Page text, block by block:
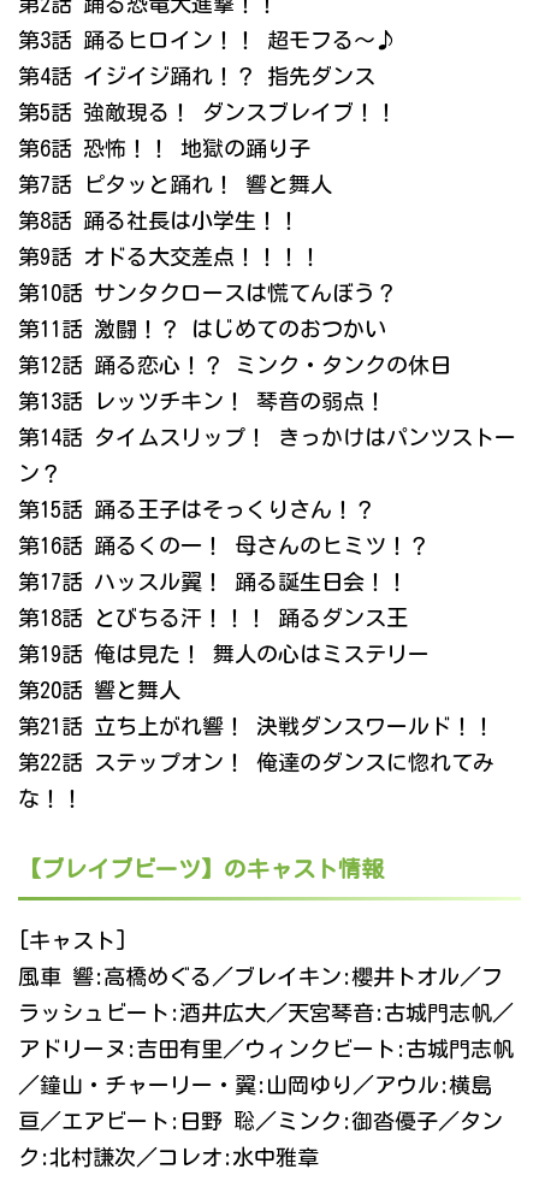
第3話 踊るヒロイン！！ 超モフる～♪
第4話 イジイジ踊れ！？ 指先ダンス
第5話 強敵現る！ ダンスブレイブ！！
第6話 恐怖！！ 地獄の踊り子
第7話 ピタッと踊れ！ 響と舞人
第8話 踊る社長は小学生！！
第9話 オドる大交差点！！！！
第10話 サンタクロースは慌てんぼう？
第11話 激闘！？ はじめてのおつかい
第12話 踊る恋心！？ ミンク・タンクの休日
第13話 レッツチキン！ 琴音の弱点！
第14話 タイムスリップ！ きっかけはパンツストー
ン？
第15話 踊る王子はそっくりさん！？
第16話 踊るくの一！ 母さんのヒミツ！？
第17話 ハッスル翼！ 踊る誕生日会！！
第18話 とびちる汗！！！ 踊るダンス王
第19話 俺は見た！ 舞人の心はミステリー
第20話 響と舞人
第21話 立ち上がれ響！ 決戦ダンスワールド！！
第22話 ステップオン！ 俺達のダンスに惚れてみ
な！！
【ブレイブビーツ】のキャスト情報
[キャスト]
風車 響:高橋めぐる／ブレイキン:櫻井トオル／フ
ラッシュビート:酒井広大／天宮琴音:古城門志帆／
アドリーヌ:吉田有里／ウィンクビート:古城門志帆
／鐘山・チャーリー・翼:山岡ゆり／アウル:横島
亘／エアビート:日野 聡／ミンク:御沓優子／タン
ク:北村謙次／コレオ:水中雅章